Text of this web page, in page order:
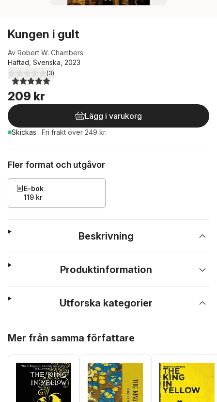
Kungen i gult
Av Robert W. Chambers
Häftad, Svenska, 2023
5,0utav 5 stjärnor. Totalt antal röster:
(3)
209 kr
Lägg i varukorg
Skickas . Fri frakt över 249 kr.
Fler format och utgåvor
E-bok
119 kr
Beskrivning
Produktinformation
Utforska kategorier
Mer från samma författare